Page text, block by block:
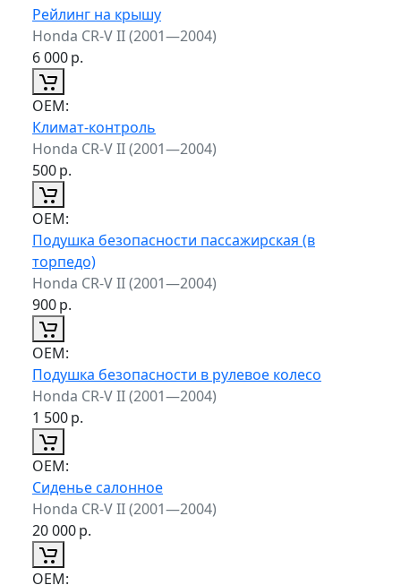
Рейлинг на крышу
Honda CR-V II (2001—2004)
6 000р.
ОЕМ:
Климат-контроль
Honda CR-V II (2001—2004)
500р.
ОЕМ:
Подушка безопасности пассажирская (в
торпедо)
Honda CR-V II (2001—2004)
900р.
ОЕМ:
Подушка безопасности в рулевое колесо
Honda CR-V II (2001—2004)
1 500р.
ОЕМ:
Сиденье салонное
Honda CR-V II (2001—2004)
20 000р.
ОЕМ: